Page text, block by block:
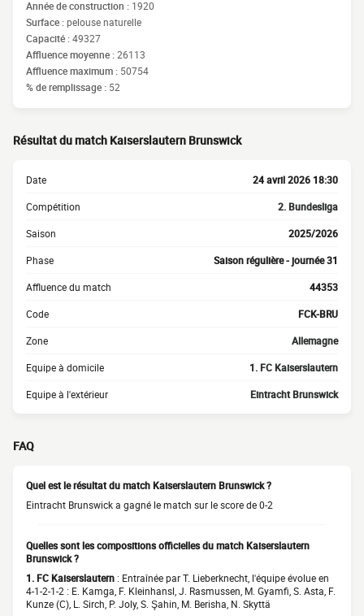
Année de construction : 1920
Surface :pelouse naturelle
Capacité :49327
Affluence moyenne :26113
Affluence maximum : 50754
% de remplissage : 52
Résultat du match Kaiserslautern Brunswick
Date 24 avril 2026 18:30
Compétition 2. Bundesliga
Saison 2025/2026
Phase Saison régulière - journée 31
Affluence du match 44353
Code FCK-BRU
Zone Allemagne
Equipe à domicile 1. FC Kaiserslautern
Equipe à l'extérieur Eintracht Brunswick
FAQ
Quel est le résultat du match Kaiserslautern Brunswick ?
Eintracht Brunswick a gagné le match sur le score de 0-2
Quelles sont les compositions officielles du match Kaiserslautern
Brunswick ?
1. FC Kaiserslautern : Entraînée par T. Lieberknecht, l'équipe évolue en
4-1-2-1-2 : E. Kamga, F. Kleinhansl, J. Rasmussen, M. Gyamfi, S. Asta, F.
Kunze (C), L. Sirch, P. Joly, S. Şahin, M. Berisha, N. Skyttä